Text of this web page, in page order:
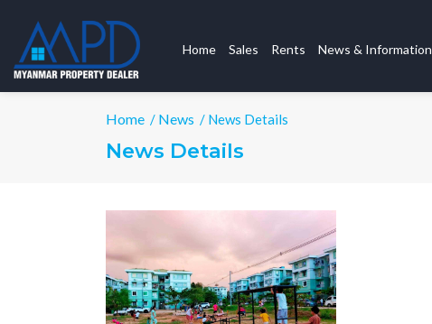
Home Sales Rents News & Information
Home / News / News Details
News Details